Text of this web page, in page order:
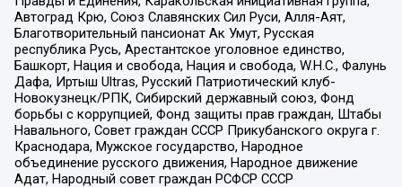
Автоград Крю, Союз Славянских Сил Руси, Алля-Аят,
Благотворительный пансионат Ак Умут, Русская
республика Русь, Арестантское уголовное единство,
Башкорт, Нация и свобода, Нация и свобода, W.H.С., Фалунь
Дафа, Иртыш Ultras, Русский Патриотический клуб-
Новокузнецк/РПК, Сибирский державный союз, Фонд
борьбы с коррупцией, Фонд защиты прав граждан, Штабы
Навального, Совет граждан СССР Прикубанского округа г.
Краснодара, Мужское государство, Народное
объединение русского движения, Народное движение
Адат, Народный совет граждан РСФСР СССР